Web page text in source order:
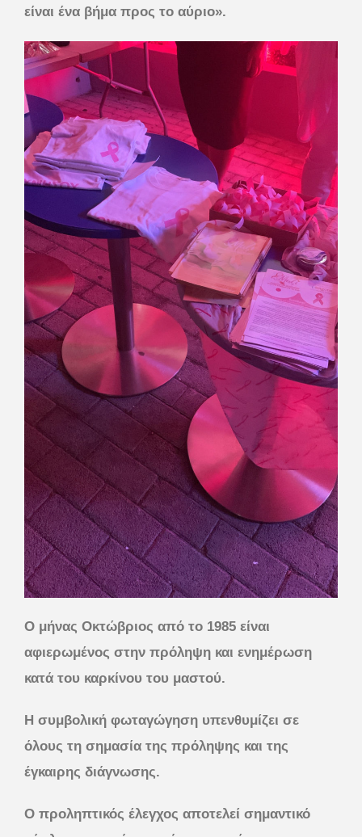
είναι ένα βήμα προς το αύριο».
Ο μήνας Οκτώβριος από το 1985 είναι
αφιερωμένος στην πρόληψη και ενημέρωση
κατά του καρκίνου του μαστού.
Η συμβολική φωταγώγηση υπενθυμίζει σε
όλους τη σημασία της πρόληψης και της
έγκαιρης διάγνωσης.
Ο προληπτικός έλεγχος αποτελεί σημαντικό